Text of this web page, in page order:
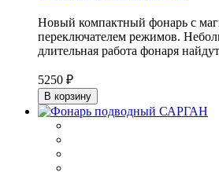
Новый компактный фонарь с
переключателем режимов.
длительная работа фонаря
5250 ₽
В корзину